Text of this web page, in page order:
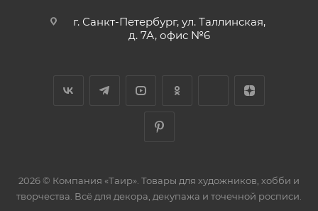
г. Санкт-Петербург, ул. Таллинская,
д. 7А, офис №6
2026 © Компания «Таир». Товары для художников, хобби и
творчества. Всё для декора, декупажа и точечной росписи.